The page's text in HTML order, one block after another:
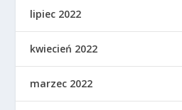
lipiec 2022
kwiecień 2022
marzec 2022